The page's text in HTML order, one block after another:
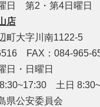
日 第2・第4日曜日
店
町大字川南1122-5
FAX：084-965-
・日曜日
土日
県公安委員会